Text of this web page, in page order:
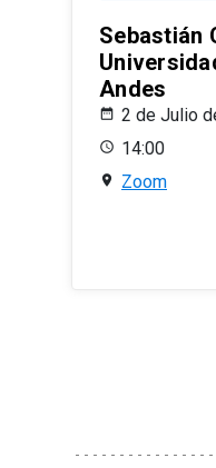
Sebastián
Andes
2 de Julio
14:00
Zoom